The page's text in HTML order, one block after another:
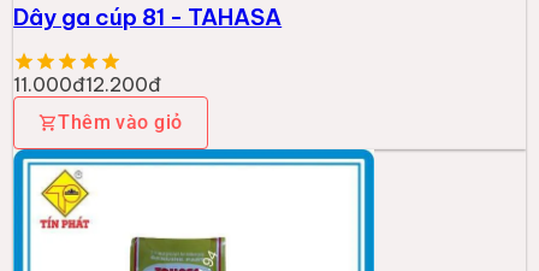
Dây ga cúp 81 - TAHASA
11.000đ12.200đ
Thêm vào giỏ